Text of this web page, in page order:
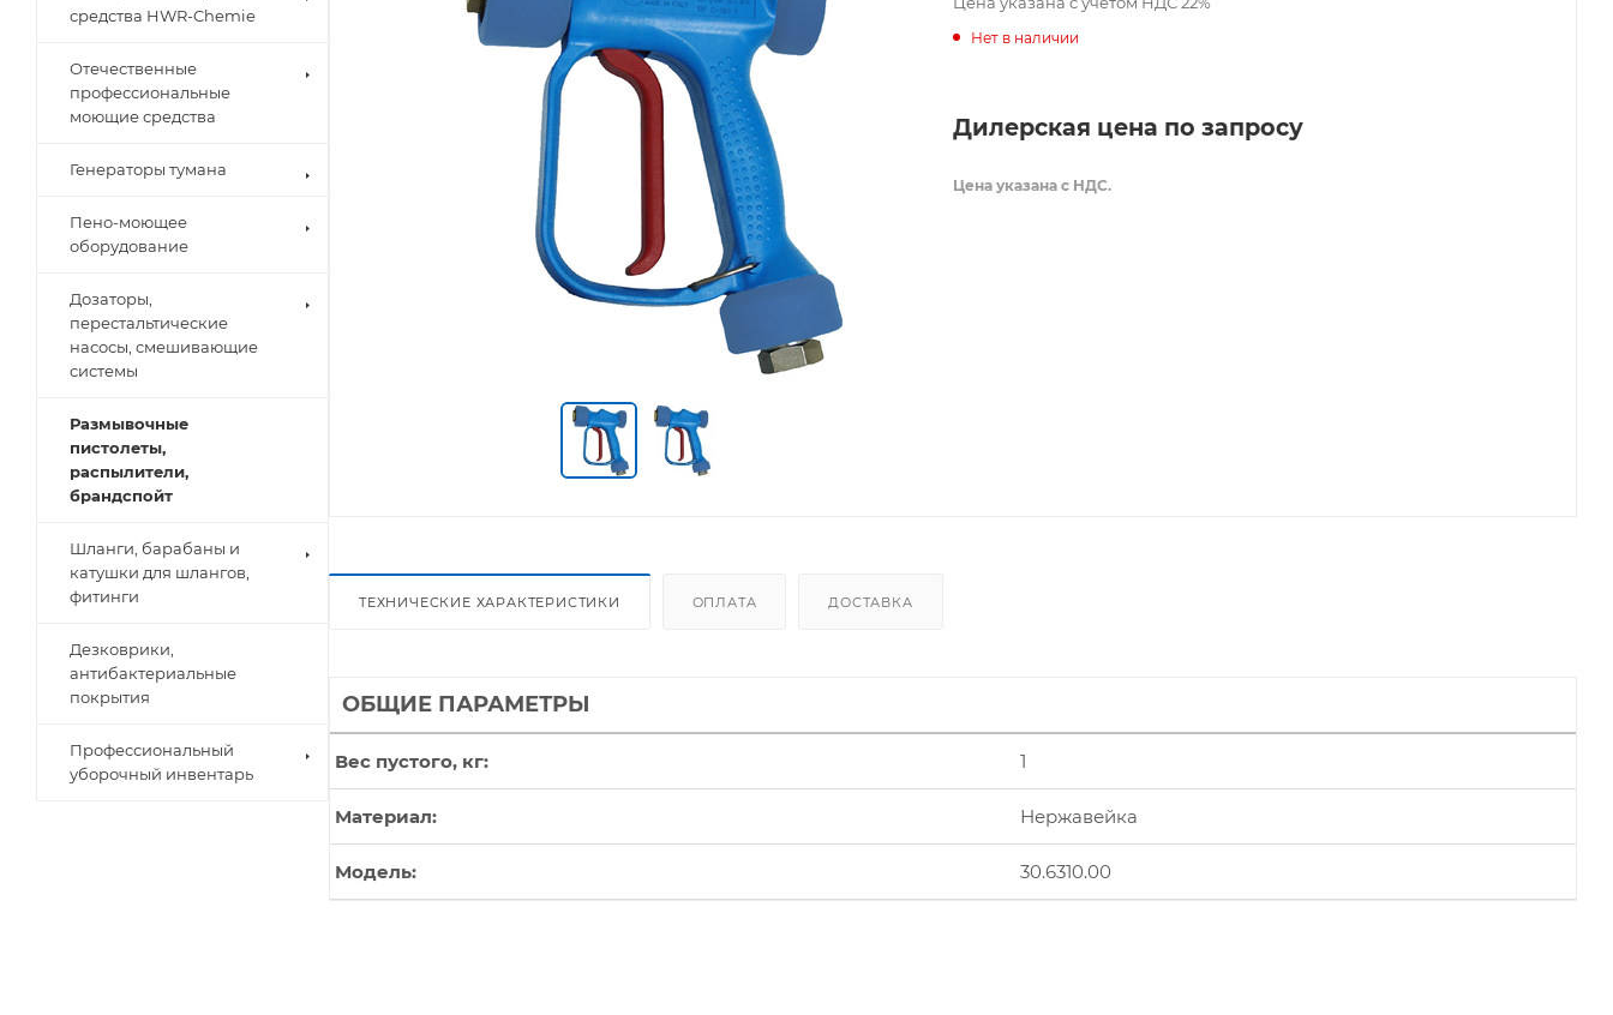
Нет в наличии
Дилерская цена по запросу
Цена указана с НДС.
ТЕХНИЧЕСКИЕ ХАРАКТЕРИСТИКИ ОПЛАТА ДОСТАВКА
ОБЩИЕ ПАРАМЕТРЫ
Вес пустого, кг 1
Материал Нержавейка
Модель 30.6310.00
средства HWR-Chemie
Отечественные
профессиональные
моющие средства
Генераторы тумана
Пено-моющее
оборудование
Дозаторы,
перестальтические
насосы, смешивающие
системы
Размывочные
пистолеты,
распылители,
брандспойт
Шланги, барабаны и
катушки для шлангов,
фитинги
Дезковрики,
антибактериальные
покрытия
Профессиональный
уборочный инвентарь